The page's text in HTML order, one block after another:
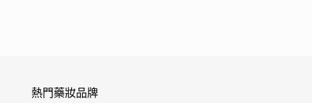
熱門藥妝品牌